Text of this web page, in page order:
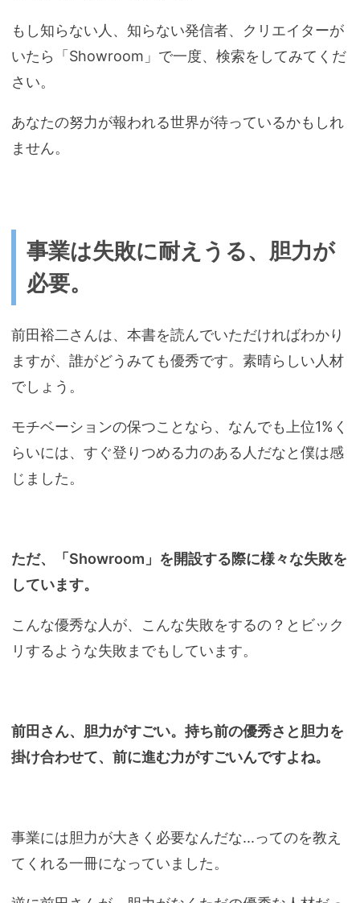
もし知らない人、知らない発信者、クリエイターが
いたら「Showroom」で一度、検索をしてみてくだ
さい。
あなたの努力が報われる世界が待っているかもしれ
ません。
事業は失敗に耐えうる、胆力が
必要。
前田裕二さんは、本書を読んでいただければわかり
ますが、誰がどうみても優秀です。素晴らしい人材
でしょう。
モチベーションの保つことなら、なんでも上位1%く
らいには、すぐ登りつめる力のある人だなと僕は感
じました。
ただ、「Showroom」を開設する際に様々な失敗を
しています。
こんな優秀な人が、こんな失敗をするの？とビック
リするような失敗までもしています。
前田さん、胆力がすごい。持ち前の優秀さと胆力を
掛け合わせて、前に進む力がすごいんですよね。
事業には胆力が大きく必要なんだな...ってのを教え
てくれる一冊になっていました。